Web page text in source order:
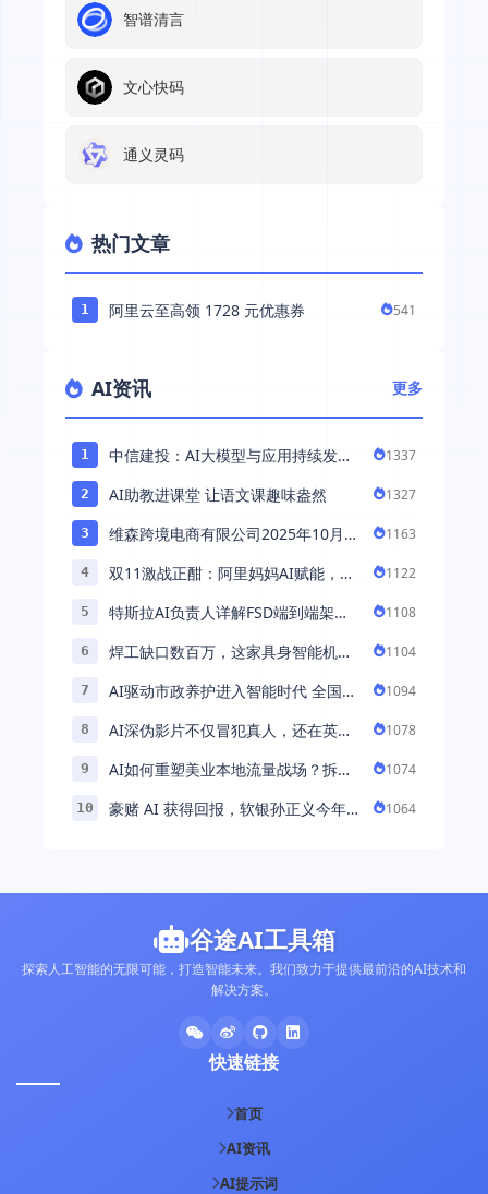
智谱清言
文心快码
通义灵码
热门文章
1 阿里云至高领 1728 元优惠券 541
AI资讯 更多
1
中信建投：AI大模型与应用持续发展
1337
2 AI助教进课堂 让语文课趣味盎然 1327
3
维森跨境电商有限公司2025年10月落
1163
4
双11激战正酣：阿里妈妈AI赋能，助
1122
5
特斯拉AI负责人详解FSD端到端架
能 ...
1108
6
焊工缺口数百万，这家具身智能机器
1104
7
AI驱动市政养护进入智能时代 全国首
1094
8
AI深伪影片不仅冒犯真人，还在英国
1078
9
AI如何重塑美业本地流量战场？拆
1074
10
豪赌 AI 获得回报，软银孙正义今年财
1064
谷途AI工具箱
探索人工智能的无限可能，打造智能未来。我们致力于提供最前沿的AI技术和
解决方案。
快速链接
首页
AI资讯
AI提示词